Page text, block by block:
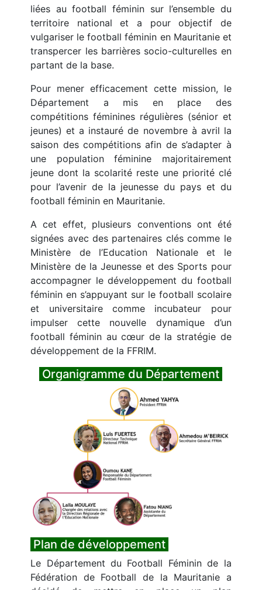
liées au football féminin sur l’ensemble du
territoire national et a pour objectif de
vulgariser le football féminin en Mauritanie et
transpercer les barrières socio-culturelles en
partant de la base.
Pour mener efficacement cette mission, le
Département a mis en place des
compétitions féminines régulières (sénior et
jeunes) et a instauré de novembre à avril la
saison des compétitions afin de s’adapter à
une population féminine majoritairement
jeune dont la scolarité reste une priorité clé
pour l’avenir de la jeunesse du pays et du
football féminin en Mauritanie.
A cet effet, plusieurs conventions ont été
signées avec des partenaires clés comme le
Ministère de l’Education Nationale et le
Ministère de la Jeunesse et des Sports pour
accompagner le développement du football
féminin en s’appuyant sur le football scolaire
et universitaire comme incubateur pour
impulser cette nouvelle dynamique d’un
football féminin au cœur de la stratégie de
développement de la FFRIM.
Organigramme du Département
Plan de développement
Le Département du Football Féminin de la
Fédération de Football de la Mauritanie a